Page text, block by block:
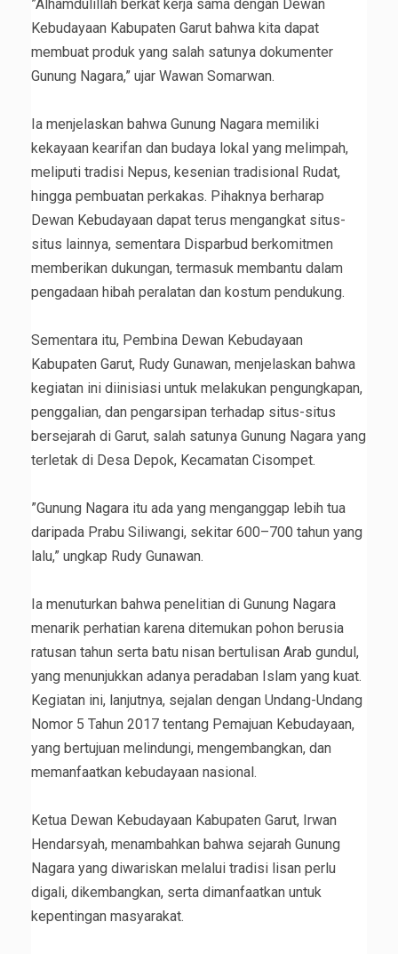
‎”Alhamdulillah berkat kerja sama dengan Dewan
Kebudayaan Kabupaten Garut bahwa kita dapat
membuat produk yang salah satunya dokumenter
Gunung Nagara,” ujar Wawan Somarwan.
‎Ia menjelaskan bahwa Gunung Nagara memiliki
kekayaan kearifan dan budaya lokal yang melimpah,
meliputi tradisi Nepus, kesenian tradisional Rudat,
hingga pembuatan perkakas. Pihaknya berharap
Dewan Kebudayaan dapat terus mengangkat situs-
situs lainnya, sementara Disparbud berkomitmen
memberikan dukungan, termasuk membantu dalam
pengadaan hibah peralatan dan kostum pendukung.
‎Sementara itu, Pembina Dewan Kebudayaan
Kabupaten Garut, Rudy Gunawan, menjelaskan bahwa
kegiatan ini diinisiasi untuk melakukan pengungkapan,
penggalian, dan pengarsipan terhadap situs-situs
bersejarah di Garut, salah satunya Gunung Nagara yang
terletak di Desa Depok, Kecamatan Cisompet.
‎”Gunung Nagara itu ada yang menganggap lebih tua
daripada Prabu Siliwangi, sekitar 600–700 tahun yang
lalu,” ungkap Rudy Gunawan.
‎Ia menuturkan bahwa penelitian di Gunung Nagara
menarik perhatian karena ditemukan pohon berusia
ratusan tahun serta batu nisan bertulisan Arab gundul,
yang menunjukkan adanya peradaban Islam yang kuat.
Kegiatan ini, lanjutnya, sejalan dengan Undang-Undang
Nomor 5 Tahun 2017 tentang Pemajuan Kebudayaan,
yang bertujuan melindungi, mengembangkan, dan
memanfaatkan kebudayaan nasional.
‎Ketua Dewan Kebudayaan Kabupaten Garut, Irwan
Hendarsyah, menambahkan bahwa sejarah Gunung
Nagara yang diwariskan melalui tradisi lisan perlu
digali, dikembangkan, serta dimanfaatkan untuk
kepentingan masyarakat.